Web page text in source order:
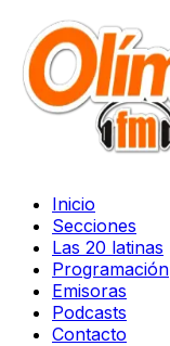
Inicio
Secciones
Las 20 latinas
Programación
Emisoras
Podcasts
Contacto